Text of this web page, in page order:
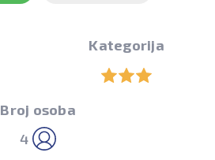
Kategorija
Broj osoba
4